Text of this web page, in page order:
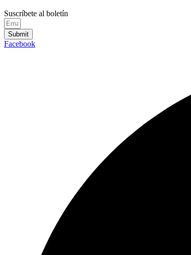
Suscríbete al boletín
Submit
Facebook